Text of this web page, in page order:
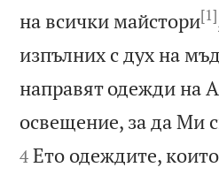
на всички майстори[1]
изпълних с дух на
направят одежди на
освещение, за да Ми
4 Ето одеждите,